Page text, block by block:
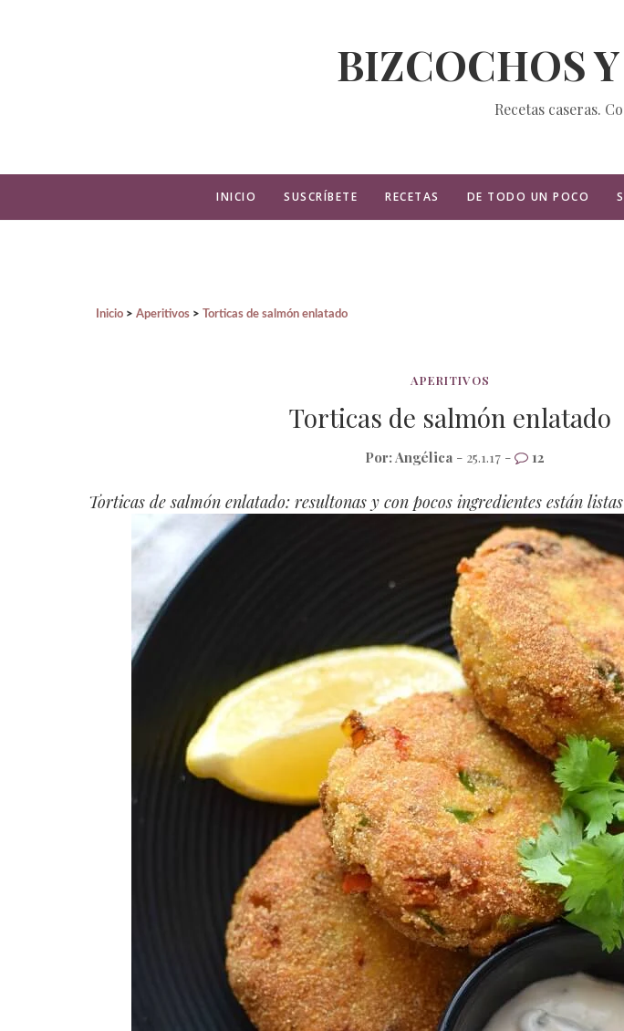
BIZCOCHOS
Recetas caseras.
INICIO SUSCRÍBETE RECETAS DE TODO UN POCO
Inicio Aperitivos Torticas de salmón enlatado
APERITIVOS
Torticas de salmón enlatado
Por:Angélica- 25.1.17 - 12
Torticas de salmón enlatado: resultonas y con pocos ingredientes están